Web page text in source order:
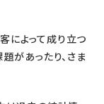
によって成り立つ
があったり、さま